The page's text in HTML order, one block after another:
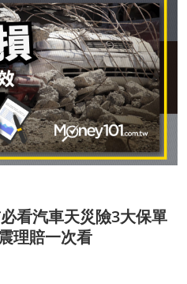
看汽車天災險3大保單
理賠一次看